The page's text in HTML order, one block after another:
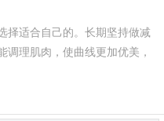
择适合自己的。长期坚持做减
调理肌肉，使曲线更加优美，